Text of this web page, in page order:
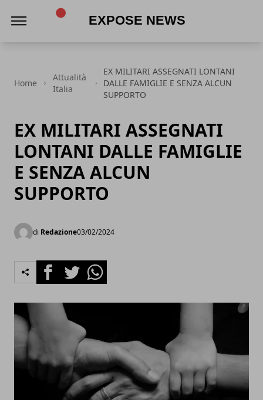
Home
Attualità
Italia
EX MILITARI ASSEGNATI LONTANI
DALLE FAMIGLIE E SENZA ALCUN
SUPPORTO
EX MILITARI ASSEGNATI
LONTANI DALLE FAMIGLIE
E SENZA ALCUN
SUPPORTO
di Redazione03/02/2024
FacebookTwitterWhatsapp